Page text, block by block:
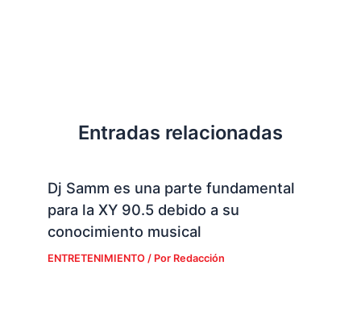
Entradas relacionadas
Dj Samm es una parte fundamental
para la XY 90.5 debido a su
conocimiento musical
ENTRETENIMIENTO/ Por Redacción